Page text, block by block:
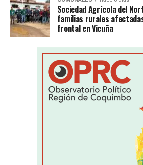
Sociedad Agrícola del
familias rurales
frontal en Vicuña